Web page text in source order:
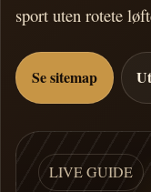
sport uten rotete
Se sitemap
LIVE GUIDE